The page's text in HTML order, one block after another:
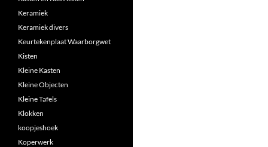
Keramiek
Keramiek divers
Keurtekenplaat Waarborgwet
Kisten
Kleine Kasten
Kleine Objecten
Kleine Tafels
Klokken
koopjeshoek
Koperwerk